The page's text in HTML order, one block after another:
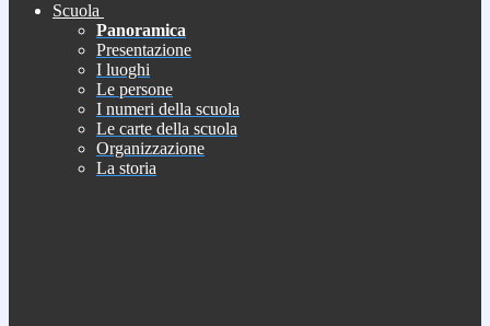
Scuola
Panoramica
Presentazione
I luoghi
Le persone
I numeri della scuola
Le carte della scuola
Organizzazione
La storia